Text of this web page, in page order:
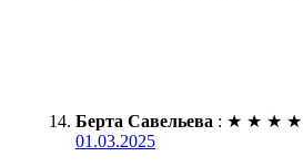
Берта Савельева : ★ ★ ★ ★
01.03.2025